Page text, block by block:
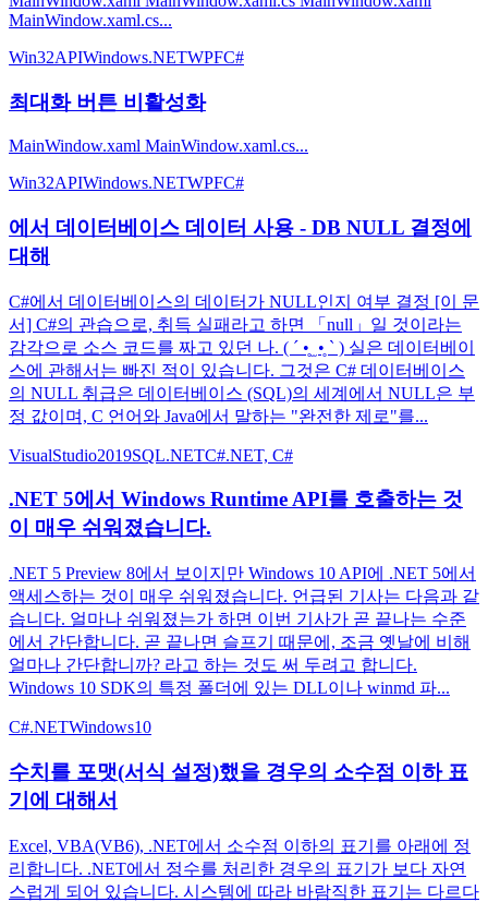
MainWindow.xaml.cs...
Win32APIWindows.NETWPFC#
최대화 버튼 비활성화
MainWindow.xaml MainWindow.xaml.cs...
Win32APIWindows.NETWPFC#
에서 데이터베이스 데이터 사용 - DB NULL 결정에
대해
C#에서 데이터베이스의 데이터가 NULL인지 여부 결정 [이 문
서] C#의 관습으로, 취득 실패라고 하면 「null」일 것이라는
감각으로 소스 코드를 짜고 있던 나. ( ´ •̥ ̫ •̥ ` ) 실은 데이터베이
스에 관해서는 빠진 적이 있습니다. 그것은 C# 데이터베이스
의 NULL 취급은 데이터베이스 (SQL)의 세계에서 NULL은 부
정 값이며, C 언어와 Java에서 말하는 "완전한 제로"를...
VisualStudio2019SQL.NETC#.NET, C#
.NET 5에서 Windows Runtime API를 호출하는 것
이 매우 쉬워졌습니다.
.NET 5 Preview 8에서 보이지만 Windows 10 API에 .NET 5에서
액세스하는 것이 매우 쉬워졌습니다. 언급된 기사는 다음과 같
습니다. 얼마나 쉬워졌는가 하면 이번 기사가 곧 끝나는 수준
에서 간단합니다. 곧 끝나면 슬프기 때문에, 조금 옛날에 비해
얼마나 간단합니까? 라고 하는 것도 써 두려고 합니다.
Windows 10 SDK의 특정 폴더에 있는 DLL이나 winmd 파...
C#.NETWindows10
수치를 포맷(서식 설정)했을 경우의 소수점 이하 표
기에 대해서
Excel, VBA(VB6), .NET에서 소수점 이하의 표기를 아래에 정
리합니다. .NET에서 정수를 처리한 경우의 표기가 보다 자연
스럽게 되어 있습니다. 시스템에 따라 바람직한 표기는 다르다